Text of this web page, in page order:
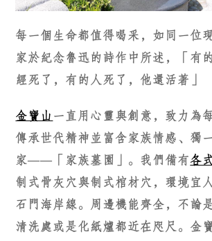
每一個生命都值得喝采，如同一位
家於紀念魯迅的詩作中所述，「有
經死了，有的人死了，他還活著」
金寶山 一直用心靈與創意，致力為
傳承世代精神並富含家族情感、獨
家——「家族墓園」。我們備有各
制式骨灰穴與制式棺材穴，環境宜
石門海岸線。周邊機能齊全，不論
清洗處或是化紙爐都近在咫尺。金